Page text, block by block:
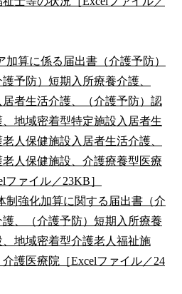
加算に係る届出書（介護予防）
予防）短期入所療養介護、
居者生活介護、（介護予防）認
地域密着型特定施設入居者生
人保健施設入居者生活介護、
人保健施設、介護療養型医療
ァイル／23KB］
制強化加算に関する届出書（介
、（介護予防）短期入所療養
地域密着型介護老人福祉施
護医療院［Excelファイル／24